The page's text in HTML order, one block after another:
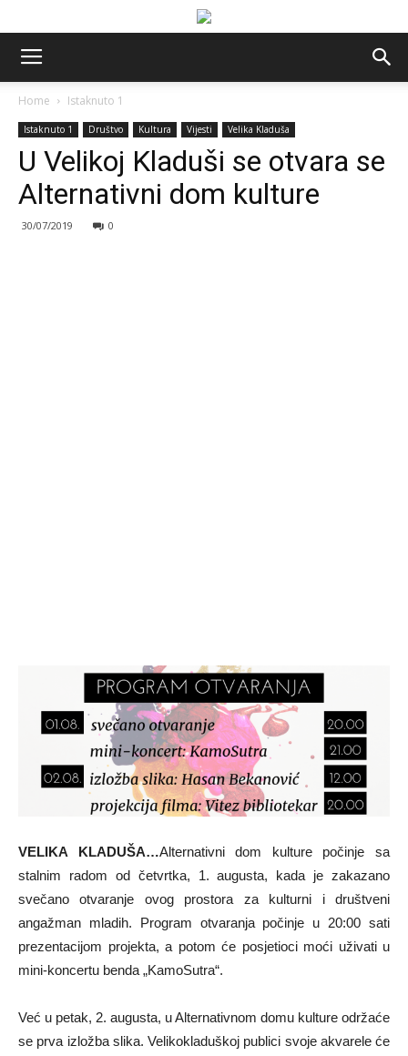
Home Istaknuto 1
Istaknuto 1 Društvo Kultura Vijesti Velika Kladuša
U Velikoj Kladuši se otvara se
Alternativni dom kulture
30/07/2019 0
VELIKA KLADUŠA…Alternativni dom kulture počinje sa
stalnim radom od četvrtka, 1. augusta, kada je zakazano
svečano otvaranje ovog prostora za kulturni i društveni
angažman mladih. Program otvaranja počinje u 20:00 sati
prezentacijom projekta, a potom će posjetioci moći uživati u
mini-koncertu benda „KamoSutra“.
Već u petak, 2. augusta, u Alternativnom domu kulture održaće
se prva izložba slika. Velikokladuškoj publici svoje akvarele će